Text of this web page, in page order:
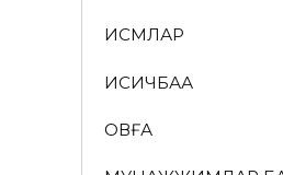
ИСМЛАР
ҚИСҚИЧБАҚА
ҚОВҒА